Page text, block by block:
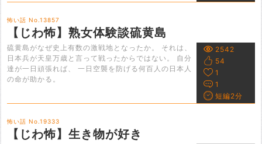
怖い話 No.13857
【じわ怖】熟女体験談硫黄島
硫黄島がなぜ史上有数の激戦地となったか。 それは、
日本兵が天皇万歳と言って戦ったからではない。 自分
達が一日頑張れば、 一日空襲を防げる何百人の日本人
の命が助かる。
2542
54
1
1
短編2分
怖い話 No.19333
【じわ怖】生き物が好き